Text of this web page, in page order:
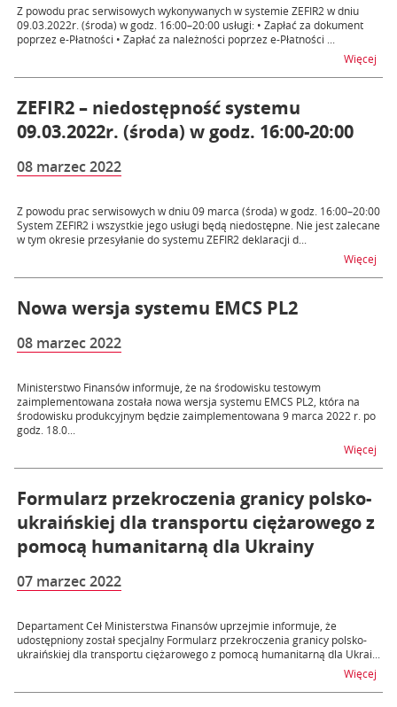
Z powodu prac serwisowych wykonywanych w systemie ZEFIR2 w dniu
09.03.2022r. (środa) w godz. 16:00–20:00 usługi: • Zapłać za dokument
poprzez e-Płatności • Zapłać za należności poprzez e-Płatności ...
Więcej
ZEFIR2 – niedostępność systemu
09.03.2022r. (środa) w godz. 16:00-20:00
08 marzec 2022
Z powodu prac serwisowych w dniu 09 marca (środa) w godz. 16:00–20:00
System ZEFIR2 i wszystkie jego usługi będą niedostępne. Nie jest zalecane
w tym okresie przesyłanie do systemu ZEFIR2 deklaracji d...
Więcej
Nowa wersja systemu EMCS PL2
08 marzec 2022
Ministerstwo Finansów informuje, że na środowisku testowym
zaimplementowana została nowa wersja systemu EMCS PL2, która na
środowisku produkcyjnym będzie zaimplementowana 9 marca 2022 r. po
godz. 18.0...
Więcej
Formularz przekroczenia granicy polsko-
ukraińskiej dla transportu ciężarowego z
pomocą humanitarną dla Ukrainy
07 marzec 2022
Departament Ceł Ministerstwa Finansów uprzejmie informuje, że
udostępniony został specjalny Formularz przekroczenia granicy polsko-
ukraińskiej dla transportu ciężarowego z pomocą humanitarną dla Ukrai...
Więcej